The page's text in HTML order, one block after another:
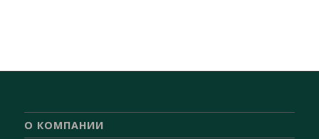
О КОМПАНИИ